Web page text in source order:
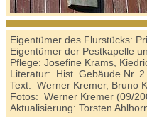
Eigentümer
Eigentümer der Pestkapelle
Pflege: Josefine Krams,
Literatur: Hist. Gebäude Nr. 2
Text: Werner Kremer, Bruno
Fotos: Werner Kremer (09/
Aktualisierung: Torsten